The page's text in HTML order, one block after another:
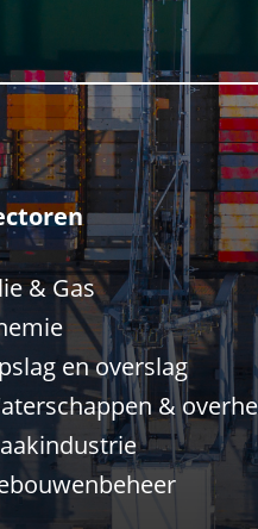
& Gas
en overslag
&